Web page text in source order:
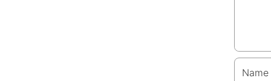
Name